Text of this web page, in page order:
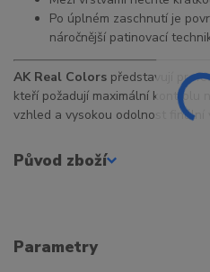
Po úplném zaschnutí je
náročnější patinovací
AK Real Colors představují
kteří požadují maximální kontrolu
vzhled a vysokou odolnost finální
Původ zboží
Parametry